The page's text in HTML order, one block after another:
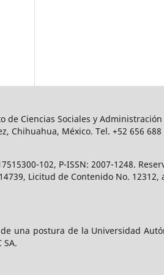
Ciencias Sociales y Administración
Chihuahua, México. Tel. +52 656 688
102, P-ISSN: 2007-1248.
Licitud de Contenido No. 12312,
una postura de la Universidad